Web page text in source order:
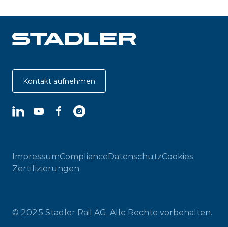
Kontakt aufnehmen
LinkedInYouTubeFacebookInstagram
ImpressumComplianceDatenschutzCookies
Zertifizierungen
© 2025 Stadler Rail AG, Alle Rechte vorbehalten.